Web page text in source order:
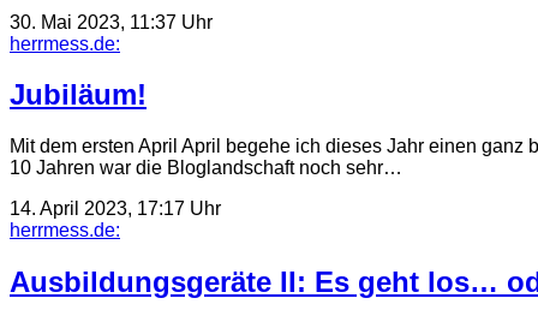
30. Mai 2023, 11:37 Uhr
herrmess.de:
Jubiläum!
Mit dem ersten April April begehe ich dieses Jahr einen
10 Jahren war die Bloglandschaft noch sehr…
14. April 2023, 17:17 Uhr
herrmess.de:
Ausbildungsgeräte II: Es geht los…